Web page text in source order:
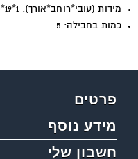
מידות (עובי*רוחב*אורך): 1*19*150
כמות בחבילה: 5
פרטים
מידע נוסף
חשבון שלי